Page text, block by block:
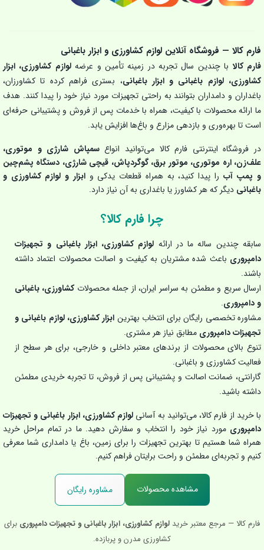
فارم کالا — فروشگاه آنلاین لوازم کشاورزی و ابزار باغبانی
فارم کالا با چندین سال تجربه در زمینه تأمین و عرضهلوازم کشاورزی، ابزار
کشاورزی، لوازم باغبانی و ابزار باغبانی، بستری فراهم کرده تا کشاورزان،
باغداران و دامداران بتوانند به راحتی تجهیزات مورد نیاز خود را پیدا کنند. هدف
ما ارائه محصولات با کیفیت، همراه با خدمات پس از فروش و پشتیبانی حرفه‌ای
است تا بهره‌وری و بازدهی مزارع و باغ‌ها افزایش یابد.
در فروشگاه اینترنتی فارم کالا می‌توانید انواعسمپاش شارژی و موتوری،
علف‌زن، اره موتوری، موتور برق، گوگردپاش، قیچی شارژی، دستگاه پشم‌چین
و پمپ آب را پیدا کنید، به همراه قطعات یدکی وابزار و لوازم کشاورزی و
باغبانی دیگر که هر کشاورز یا باغداری به آن نیاز دارد.
چرا فارم کالا؟
سابقه چندین ساله ما در ارائه لوازم کشاورزی، ابزار باغبانی و تجهیزات
دامپروری باعث شده مشتریان به کیفیت و اصالت محصولات اعتماد داشته
باشند.
ارسال سریع و مطمئن به سراسر ایران، از جمله محصولاتکشاورزی، باغبانی
و دامپروری.
مشاوره تخصصی رایگان برای انتخاب بهترین ابزار کشاورزی، لوازم باغبانی و
تجهیزات دامپروری مطابق نیاز هر مشتری.
تنوع بالای محصولات از برندهای معتبر داخلی و خارجی، برای هر سطح از
فعالیت کشاورزی و باغبانی.
گارانتی، ضمانت اصالت و پشتیبانی پس از فروش، تا تجربه خریدی مطمئن
داشته باشید.
با خرید از فارم کالا، می‌توانید به آسانی لوازم کشاورزی، ابزار باغبانی و تجهیزات
دامپروری مورد نیاز خود را انتخاب و سفارش دهید. ما در تمام مراحل خرید
همراه شما هستیم تا بهترین تجهیزات را برای زمین، باغ یا دامداری شما معرفی
کنیم و تجربه‌ای مطمئن و راحت برایتان فراهم کنیم.
مشاهده محصولات مشاوره رایگان
فارم کالا — مرجع معتبر خرید لوازم کشاورزی، ابزار باغبانی و تجهیزات دامپروری برای
کشاورزی مدرن و پربازده.